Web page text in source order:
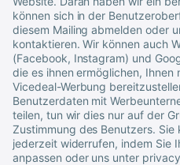
können sich in der
diesem Mailing abmelden oder
kontaktieren. Wir können auch
(Facebook, Instagram) und
die es ihnen ermöglichen,
Vicedeal-Werbung
Benutzerdaten mit
teilen, tun wir dies nur auf der
Zustimmung des Benutzers. Sie
jederzeit widerrufen, indem Sie
anpassen oder uns unter